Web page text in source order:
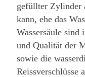
gefüllter Zylinder
kann, ehe das
Wassersäule sind
und Qualität der
sowie die
Reissverschlüsse